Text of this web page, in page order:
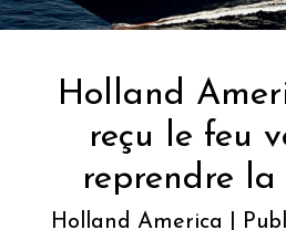
Holland
reçu le feu
reprendre la
Holland America |